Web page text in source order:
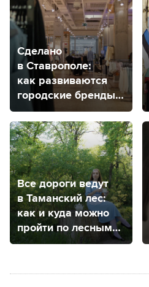
Сделано
в Ставрополе:
как развиваются
городские бренды
одежды?
Все дороги ведут
в Таманский лес:
как и куда можно
пройти по лесным
тропам